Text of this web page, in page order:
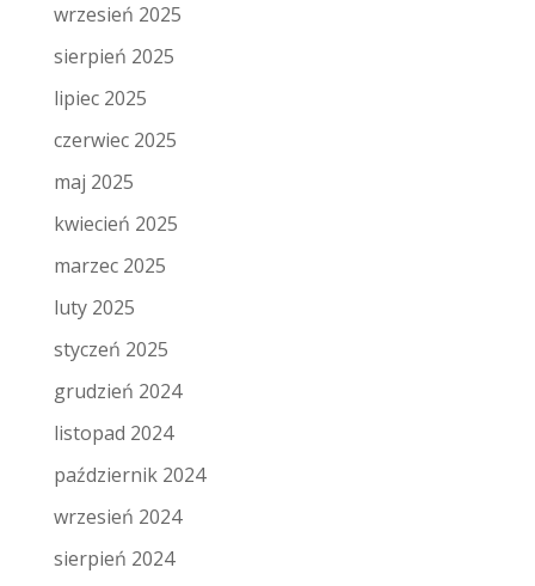
wrzesień 2025
sierpień 2025
lipiec 2025
czerwiec 2025
maj 2025
kwiecień 2025
marzec 2025
luty 2025
styczeń 2025
grudzień 2024
listopad 2024
październik 2024
wrzesień 2024
sierpień 2024